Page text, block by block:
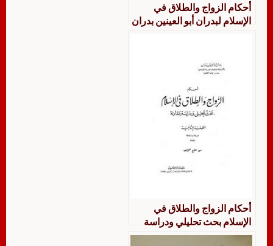
أحكام الزواج والطلاق في
الإسلام لبدران أبو العينين بدران
أحكام الزواج والطلاق في
الإسلام بحث تحليلي ودراسة
مقارنة